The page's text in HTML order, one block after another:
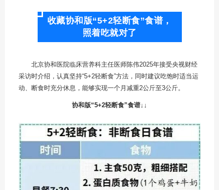
收藏协和版“5+2轻断食”食谱，
照着吃就对了
北京协和医院临床营养科主任医师陈伟2025年接受央视财经
采访时介绍，认真坚持“5+2轻断食”方法，同时建议吃饱时适当运
动、断食时充分休息，能够实现一个月减重2公斤至3公斤。
协和版“5+2轻断食”食谱↓↓